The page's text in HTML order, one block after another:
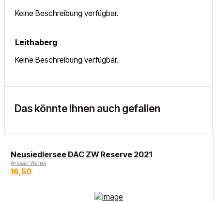
Keine Beschreibung verfügbar.
Leithaberg
Keine Beschreibung verfügbar.
Das könnte Ihnen auch gefallen
Neusiedlersee DAC ZW Reserve 2021
Artisan Wines
16,50